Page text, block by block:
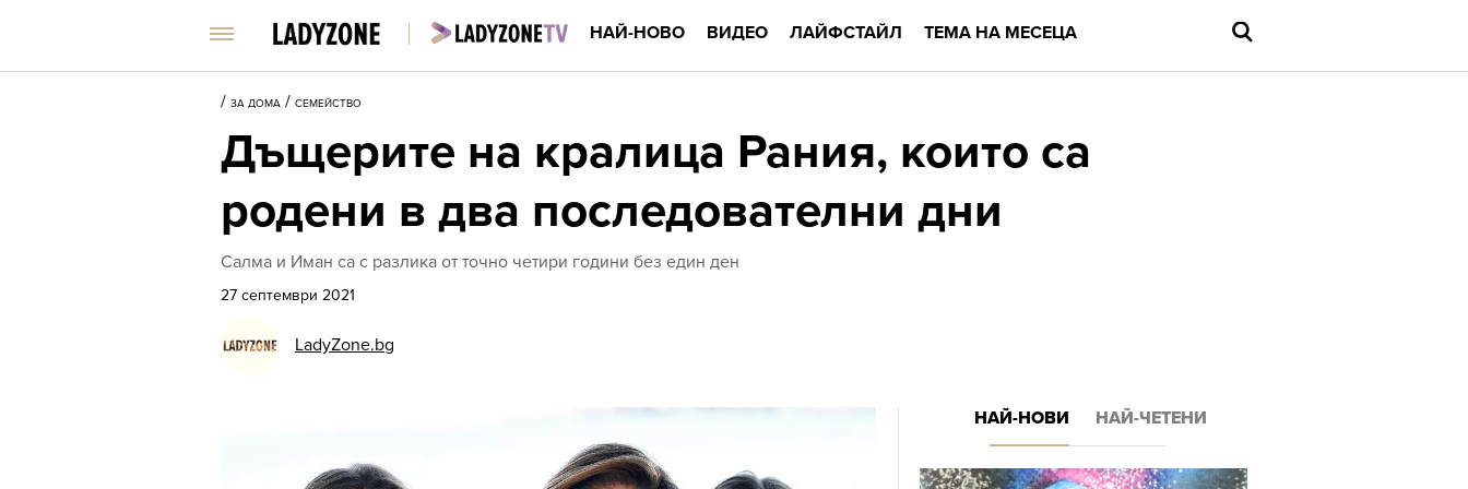
НАЙ-НОВО ВИДЕО ЛАЙФСТАЙЛ ТЕМА НА МЕСЕЦА
/ ЗА ДОМА / СЕМЕЙСТВО
Дъщерите на кралица Рания, които са
родени в два последователни дни
Салма и Иман са с разлика от точно четири години без един ден
27 септември 2021
LadyZone.bg
НАЙ-НОВИ НАЙ-ЧЕТЕНИ